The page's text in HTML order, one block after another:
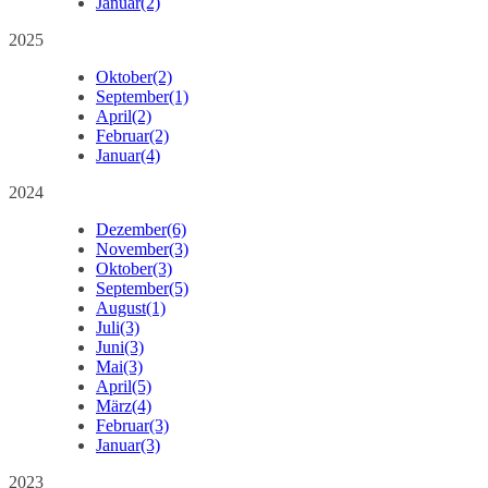
2025
Oktober(2)
September(1)
April(2)
Februar(2)
Januar(4)
2024
Dezember(6)
November(3)
Oktober(3)
September(5)
August(1)
Juli(3)
Juni(3)
Mai(3)
April(5)
März(4)
Februar(3)
Januar(3)
2023